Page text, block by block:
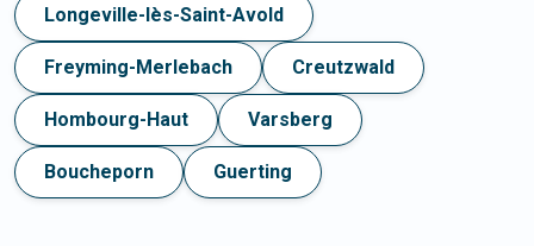
Longeville-lès-Saint-Avold
Freyming-Merlebach Creutzwald
Hombourg-Haut Varsberg
Boucheporn Guerting